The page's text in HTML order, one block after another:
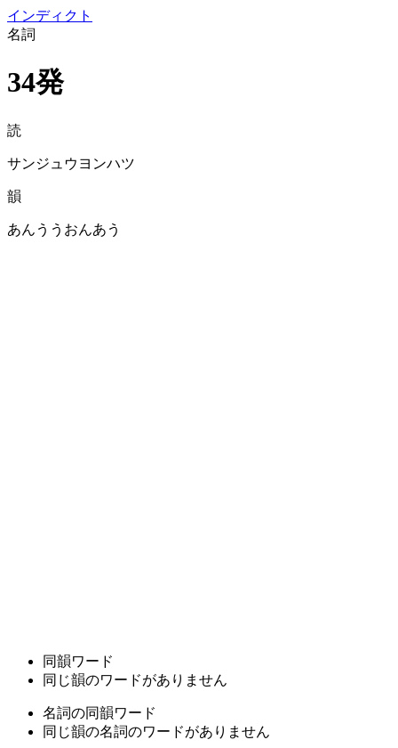
インディクト
名詞
34発
読
サンジュウヨンハツ
韻
あんううおんあう
同韻ワード
同じ韻のワードがありません
名詞の同韻ワード
同じ韻の名詞のワードがありません